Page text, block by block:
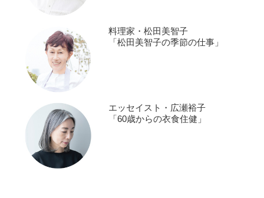
料理家・松田美智子
「松田美智子の季節の仕事」
エッセイスト・広瀬裕子
「60歳からの衣食住健」